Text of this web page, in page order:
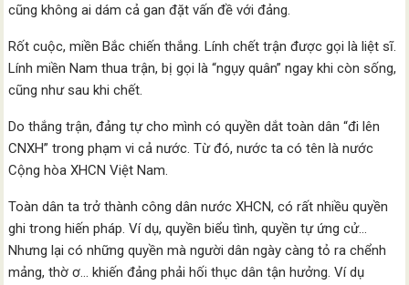
cũng không ai dám cả gan đặt vấn đề với đảng.
Rốt cuộc, miền Bắc chiến thắng. Lính chết trận được gọi là liệt sĩ.
Lính miền Nam thua trận, bị gọi là “ngụy quân” ngay khi còn sống,
cũng như sau khi chết.
Do thắng trận, đảng tự cho mình có quyền dắt toàn dân “đi lên
CNXH” trong phạm vi cả nước. Từ đó, nước ta có tên là nước
Cộng hòa XHCN Việt Nam.
Toàn dân ta trở thành công dân nước XHCN, có rất nhiều quyền
ghi trong hiến pháp. Ví dụ, quyền biểu tình, quyền tự ứng cử…
Nhưng lại có những quyền mà người dân ngày càng tỏ ra chểnh
mảng, thờ ơ… khiến đảng phải hối thục dân tận hưởng. Ví dụ